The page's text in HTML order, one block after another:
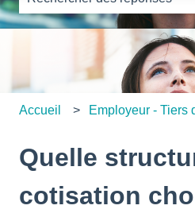
Il n'y a aucune suggestion
Accueil Employeur - Tiers
Quelle
cotisation